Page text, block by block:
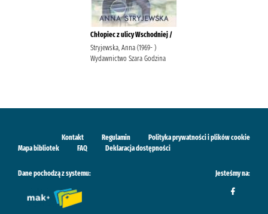
Chłopiec z ulicy Wschodniej /
Stryjewska, Anna (1969- )
Wydawnictwo Szara Godzina
Kontakt Regulamin
Polityka prywatności i plików cookie
Mapa bibliotek
FAQ Deklaracja dostępności
Dane pochodzą z systemu: Jesteśmy na: